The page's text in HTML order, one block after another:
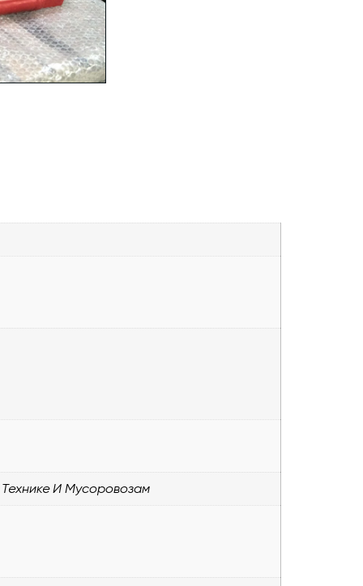
И Мусоровозам